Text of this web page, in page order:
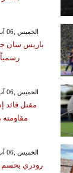
GMT 20:13 2026 الخميس ,06 آب / أغسطس
باريس سان
رسمياً
GMT 20:01 2026 الخميس ,06 آب / أغسطس
مقتل قائد
GMT 19:54 2026 الخميس ,06 آب / أغسطس
رودري يحسم